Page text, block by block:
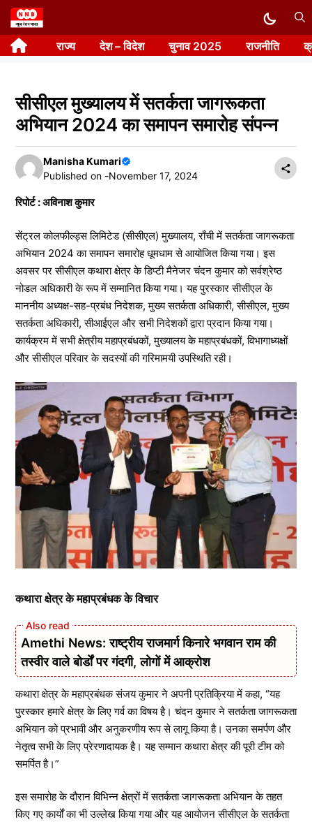
Skip
to
content राज्य देश – विदेश चुनाव 2025 राजनीति
सीसीएल मुख्यालय में सतर्कता जागरूकता
अभियान 2024 का समापन समारोह संपन्न
Manisha Kumari
Published on -November 17, 2024
रिपोर्ट : अविनाश कुमार
सेंट्रल कोलफील्ड्स लिमिटेड (सीसीएल) मुख्यालय, राँची में सतर्कता जागरूकता
अभियान 2024 का समापन समारोह धूमधाम से आयोजित किया गया। इस
अवसर पर सीसीएल कथारा क्षेत्र के डिप्टी मैनेजर चंदन कुमार को सर्वश्रेष्ठ
नोडल अधिकारी के रूप में सम्मानित किया गया। यह पुरस्कार सीसीएल के
माननीय अध्यक्ष-सह-प्रबंध निदेशक, मुख्य सतर्कता अधिकारी, सीसीएल, मुख्य
सतर्कता अधिकारी, सीआईएल और सभी निदेशकों द्वारा प्रदान किया गया।
कार्यक्रम में सभी क्षेत्रीय महाप्रबंधकों, मुख्यालय के महाप्रबंधकों, विभागाध्यक्षों
और सीसीएल परिवार के सदस्यों की गरिमामयी उपस्थिति रही।
कथारा क्षेत्र के महाप्रबंधक के विचार
Amethi News: राष्ट्रीय राजमार्ग किनारे भगवान राम की
तस्वीर वाले बोर्डों पर गंदगी, लोगों में आक्रोश
कथारा क्षेत्र के महाप्रबंधक संजय कुमार ने अपनी प्रतिक्रिया में कहा, “यह
पुरस्कार हमारे क्षेत्र के लिए गर्व का विषय है। चंदन कुमार ने सतर्कता जागरूकता
अभियान को प्रभावी और अनुकरणीय रूप से लागू किया है। उनका समर्पण और
नेतृत्व सभी के लिए प्रेरणादायक है। यह सम्मान कथारा क्षेत्र की पूरी टीम को
समर्पित है।”
इस समारोह के दौरान विभिन्न क्षेत्रों में सतर्कता जागरूकता अभियान के तहत
किए गए कार्यों का भी उल्लेख किया गया और यह आयोजन सीसीएल के सतर्कता